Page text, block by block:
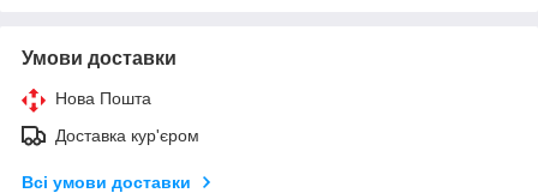
Умови доставки
Нова Пошта
Доставка кур'єром
Всі умови доставки